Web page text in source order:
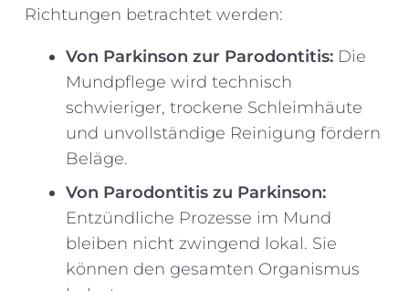
Richtungen betrachtet werden:
Von Parkinson zur Parodontitis: Die
Mundpflege wird technisch
schwieriger, trockene Schleimhäute
und unvollständige Reinigung fördern
Beläge.
Von Parodontitis zu Parkinson:
Entzündliche Prozesse im Mund
bleiben nicht zwingend lokal. Sie
können den gesamten Organismus